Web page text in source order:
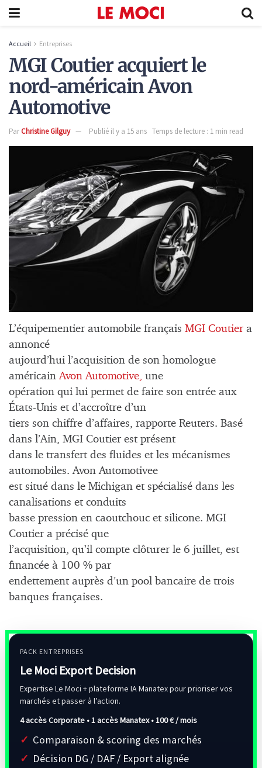
Accueil Entreprises
MGI Coutier acquiert le
nord-américain Avon
Automotive
ParChristine Gilguy Publié il y a 15 ans Temps de lecture : 1 min read
L’équipementier automobile français MGI Coutiera
annoncé
aujourd’hui l’acquisition de son homologue
américain Avon Automotive, une
opération qui lui permet de faire son entrée aux
États-Unis et d’accroître d’un
tiers son chiffre d’affaires, rapporte Reuters. Basé
dans l’Ain, MGI Coutier est présent
dans le transfert des fluides et les mécanismes
automobiles. Avon Automotivee
est situé dans le Michigan et spécialisé dans les
canalisations et conduits
basse pression en caoutchouc et silicone. MGI
Coutier a précisé que
l’acquisition, qu’il compte clôturer le 6 juillet, est
financée à 100 % par
endettement auprès d’un pool bancaire de trois
banques françaises.
PACK ENTREPRISES
Le Moci Export Decision
Expertise Le Moci + plateforme IA Manatex pour prioriser vos
marchés et passer à l’action.
4 accès Corporate • 1 accès Manatex •100 € / mois
Comparaison & scoring des marchés
Décision DG / DAF / Export alignée